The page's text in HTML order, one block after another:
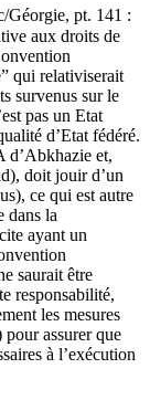
Géorgie, pt. 141 :
aux droits de
qui relativiserait
survenus sur le
pas un Etat
d’Etat fédéré.
d’Abkhazie et,
doit jouir d’un
ce qui est autre
dans la
ayant un
saurait être
responsabilité,
les mesures
assurer que
à l’exécution